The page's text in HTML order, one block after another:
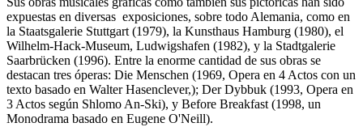
expuestas en diversas exposiciones, sobre todo Alemania, como en
la Staatsgalerie Stuttgart (1979), la Kunsthaus Hamburg (1980), el
Wilhelm-Hack-Museum, Ludwigshafen (1982), y la Stadtgalerie
Saarbrücken (1996). Entre la enorme cantidad de sus obras se
destacan tres óperas: Die Menschen (1969, Opera en 4 Actos con un
texto basado en Walter Hasenclever,); Der Dybbuk (1993, Opera en
3 Actos según Shlomo An-Ski), y Before Breakfast (1998, un
Monodrama basado en Eugene O'Neill).